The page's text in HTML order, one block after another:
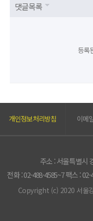
댓글목록
등록
개인정보처리방침 이메
주소 : 서울특별시
전화 : 02-488-4585~7팩스 :
Copyright (c) 2020 서울